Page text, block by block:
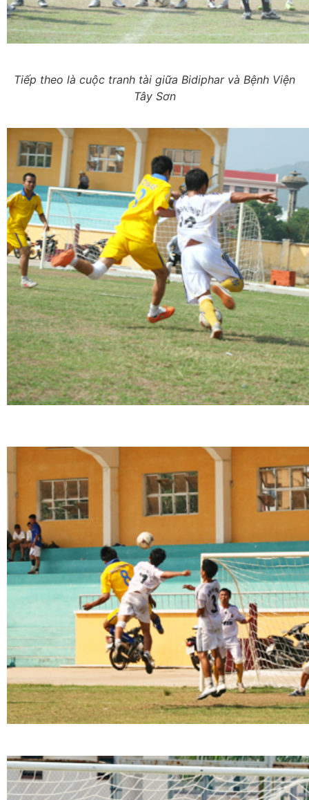
Tiếp theo là cuộc tranh tài giữa Bidiphar và Bệnh Viện
Tây Sơn